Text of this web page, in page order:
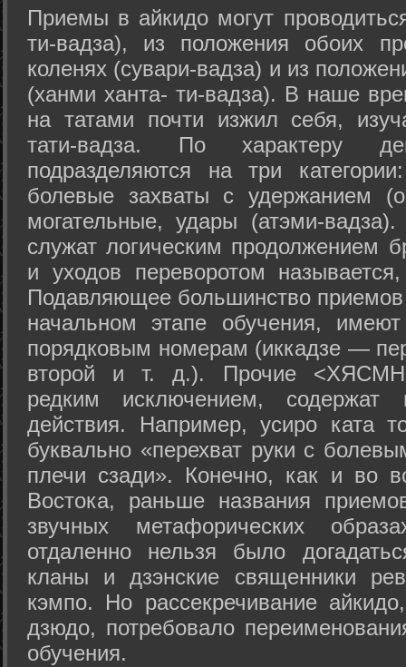
Приемы в айкидо могут
ти-вадза), из положения обоих
коленях (сувари-вадза) и из
(ханми ханта- ти-вадза). В наше
на татами почти изжил себя,
тати-вадза. По характеру
подразделяются на три
болевые захваты с удержанием
могательные, удары (атэми-
служат логическим продолжением
и уходов переворотом
Подавляющее большинство
начальном этапе обучения,
порядковым номерам (иккадзе —
второй и т. д.). Прочие
редким исключением, содержат
действия. Например, усиро ката
буквально «перехват руки с
плечи сзади». Конечно, как и во
Востока, раньше названия
звучных метафорических
отдаленно нельзя было
кланы и дзэнские священники
кэмпо. Но рассекречивание
дзюдо, потребовало
обучения.